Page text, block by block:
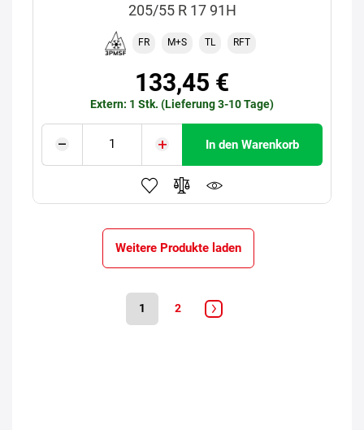
205/55 R 17 91H
FR M+S TL RFT
133,45 €
Extern: 1 Stk. (Lieferung 3-10 Tage)
In den Warenkorb
Weitere Produkte laden
1 2